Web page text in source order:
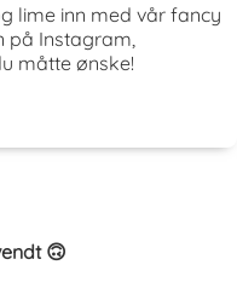
lime inn med vår fancy
på Instagram,
måtte ønske!
🙃